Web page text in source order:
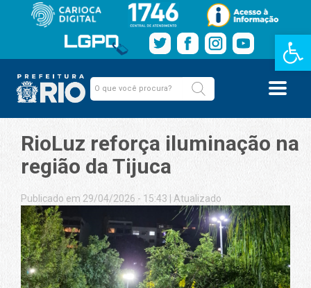
Barra de
RioLuz reforça iluminação na
região da Tijuca
Publicado em 29/04/2026 - 15:43 Atualizado